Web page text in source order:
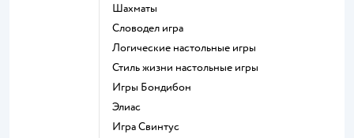
Шахматы
Словодел игра
Логические настольные игры
Стиль жизни настольные игры
Игры Бондибон
Элиас
Игра Свинтус